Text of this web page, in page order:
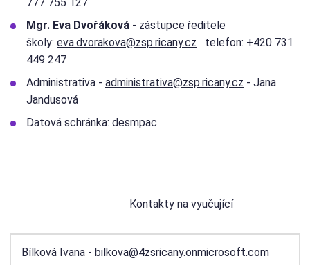
Mgr. Eva Dvořáková - zástupce ředitele
školy: eva.dvorakova@zsp.ricany.cz telefon: +420 731
449 247
Administrativa - administrativa@zsp.ricany.cz - Jana
Jandusová
Datová schránka: desmpac
Kontakty na vyučující
Bílková Ivana - bilkova@4zsricany.onmicrosoft.com